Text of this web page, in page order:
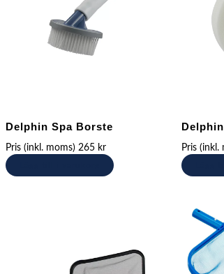
Delphin Spa Borste
Pris (inkl. moms)265 kr Pris (inkl.